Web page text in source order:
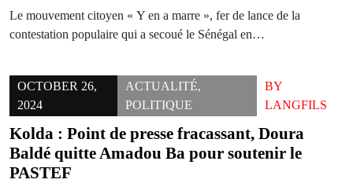
Le mouvement citoyen « Y en a marre », fer de lance de la
contestation populaire qui a secoué le Sénégal en…
OCTOBER 26,
2024
ACTUALITÉ,
POLITIQUE
BY
LANGFILS
Kolda : Point de presse fracassant, Doura
Baldé quitte Amadou Ba pour soutenir le
PASTEF